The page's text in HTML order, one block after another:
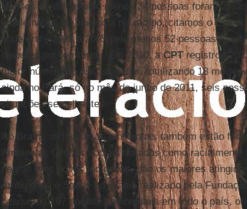
Nesses conflitos, pelo menos 34 pessoas foram
emblemático da violência no campo, citamos o
onde entre 2003 a 2005 pelo menos 52 pessoas
disputas por territórios. Em 2010, aCPTregistrou
maior número de assassinatos, totalizando 18
ainda no Pará, só no mês de junho de 2011, seis
situações semelhantes.
No Brasil, as injustiças ambientais também estão
Ambiental. Grupos sociais tratados como
negras e os povos indígenas, são os maiores
Ambientais e Saúde no Brasil, realizado pela
pesquisou 297 conflitos ambientais em todo o país,